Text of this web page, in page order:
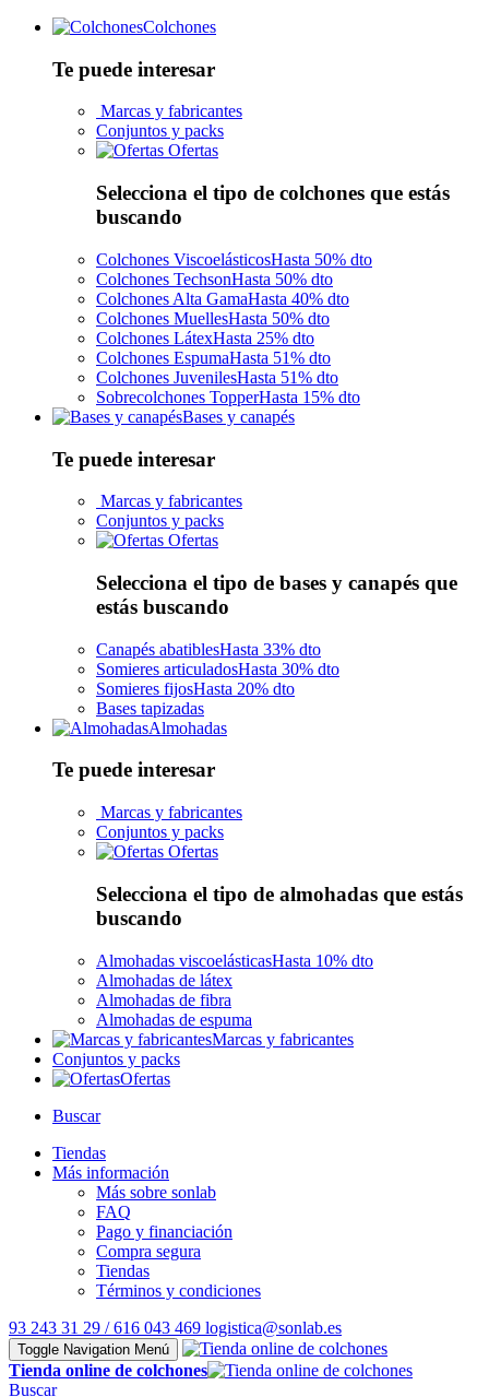
Colchones
Te puede interesar
Marcas y fabricantes
Conjuntos y packs
Ofertas
Selecciona el tipo de colchones que estás
buscando
Colchones ViscoelásticosHasta 50% dto
Colchones TechsonHasta 50% dto
Colchones Alta GamaHasta 40% dto
Colchones MuellesHasta 50% dto
Colchones LátexHasta 25% dto
Colchones EspumaHasta 51% dto
Colchones JuvenilesHasta 51% dto
Sobrecolchones TopperHasta 15% dto
Bases y canapés
Te puede interesar
Marcas y fabricantes
Conjuntos y packs
Ofertas
Selecciona el tipo de bases y canapés que
estás buscando
Canapés abatiblesHasta 33% dto
Somieres articuladosHasta 30% dto
Somieres fijosHasta 20% dto
Bases tapizadas
Almohadas
Te puede interesar
Marcas y fabricantes
Conjuntos y packs
Ofertas
Selecciona el tipo de almohadas que estás
buscando
Almohadas viscoelásticasHasta 10% dto
Almohadas de látex
Almohadas de fibra
Almohadas de espuma
Marcas y fabricantes
Conjuntos y packs
Ofertas
Buscar
Tiendas
Más información
Más sobre sonlab
FAQ
Pago y financiación
Compra segura
Tiendas
Términos y condiciones
93 243 31 29 / 616 043 469 logistica@sonlab.es
Toggle Navigation Menú
Tienda online de colchones
Buscar